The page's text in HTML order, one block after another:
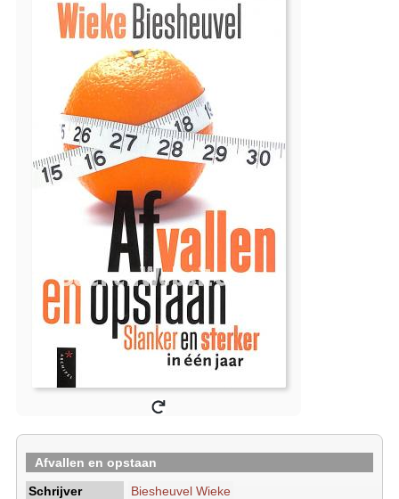
Afvallen en opstaan
Schrijver
Biesheuvel Wieke